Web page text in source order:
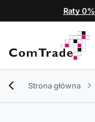
Raty
Strona główna